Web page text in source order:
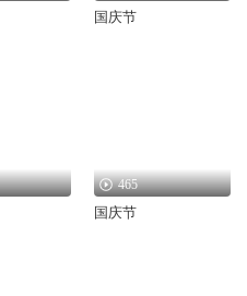
国庆节
465
国庆节